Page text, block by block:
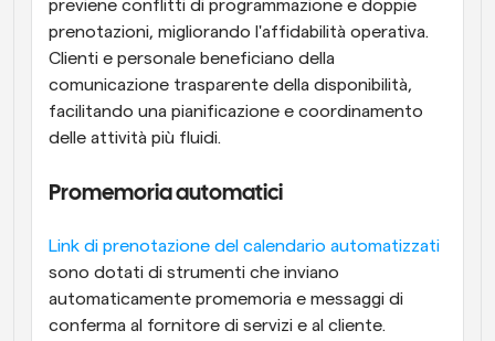
previene conflitti di programmazione e doppie
prenotazioni, migliorando l'affidabilità operativa.
Clienti e personale beneficiano della
comunicazione trasparente della disponibilità,
facilitando una pianificazione e coordinamento
delle attività più fluidi.
Promemoria automatici
Link di prenotazione del calendario automatizzati
sono dotati di strumenti che inviano
automaticamente promemoria e messaggi di
conferma al fornitore di servizi e al cliente.